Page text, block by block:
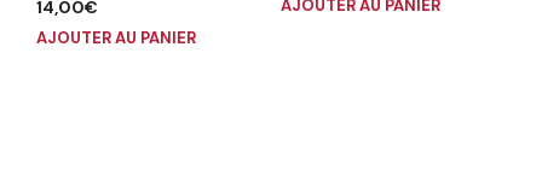
14,00€
AJOUTER AU PANIER
AJOUTER AU PANIER